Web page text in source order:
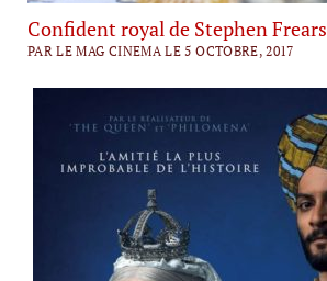
Confident royal de Stephen Frears
PAR LE MAG CINEMA LE 5 OCTOBRE, 2017